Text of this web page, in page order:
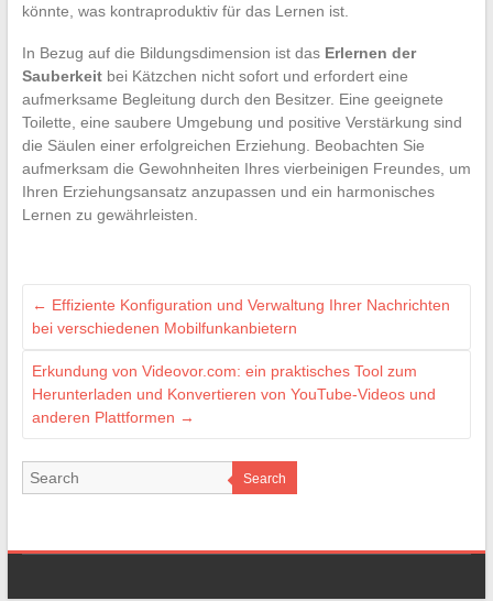
könnte, was kontraproduktiv für das Lernen ist.
In Bezug auf die Bildungsdimension ist das Erlernen der
Sauberkeitbei Kätzchen nicht sofort und erfordert eine
aufmerksame Begleitung durch den Besitzer. Eine geeignete
Toilette, eine saubere Umgebung und positive Verstärkung sind
die Säulen einer erfolgreichen Erziehung. Beobachten Sie
aufmerksam die Gewohnheiten Ihres vierbeinigen Freundes, um
Ihren Erziehungsansatz anzupassen und ein harmonisches
Lernen zu gewährleisten.
← Effiziente Konfiguration und Verwaltung Ihrer Nachrichten
bei verschiedenen Mobilfunkanbietern
Erkundung von Videovor.com: ein praktisches Tool zum
Herunterladen und Konvertieren von YouTube-Videos und
anderen Plattformen →
Search